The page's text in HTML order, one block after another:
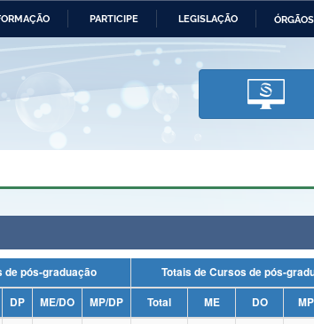
PARTICIPE LEGISLAÇÃO
Ministério da Economia Ministério da
Ministério da
Tecnologia,
Comunicações
e dos Direitos Humanos
Planalto
Total de Programas de pós-graduação
Totais de Cursos de pós-
DP ME/DO MP/DP Total ME DO MP